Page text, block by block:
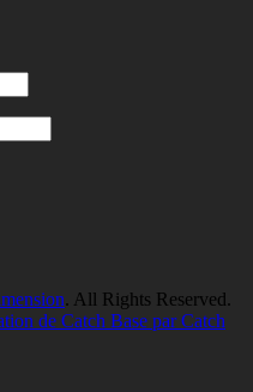
. All Rights Reserved.
de Catch Base par Catch